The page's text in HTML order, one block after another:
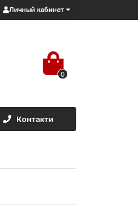
Личный кабинет
0
Контакти